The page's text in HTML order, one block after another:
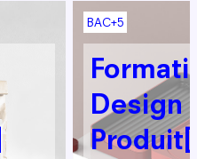
BAC+5
Image
Design